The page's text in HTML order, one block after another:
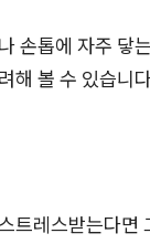
손톱에 자주 닿
해 볼 수 있습니
트레스받는다면